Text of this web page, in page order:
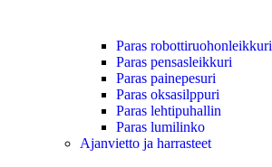
Paras robottiruohonleikkuri
Paras pensasleikkuri
Paras painepesuri
Paras oksasilppuri
Paras lehtipuhallin
Paras lumilinko
Ajanvietto ja harrasteet